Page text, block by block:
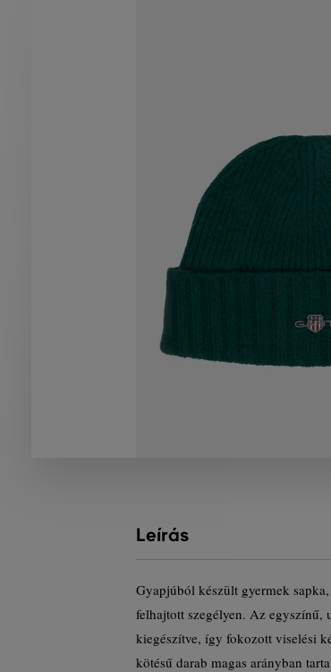
Leírás
Gyapjúból készült gyermek
felhajtott szegélyen. Az egyszínű,
kiegészítve, így fokozott viselési
kötésű darab magas arányban